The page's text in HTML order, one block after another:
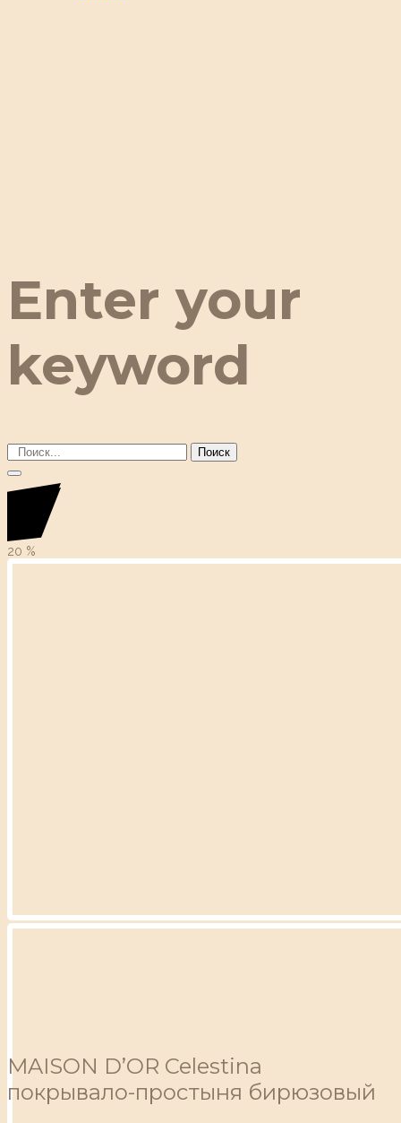
Enter your
keyword
Поиск
20 %
MAISON D’OR Celestina
покрывало-простыня бирюзовый